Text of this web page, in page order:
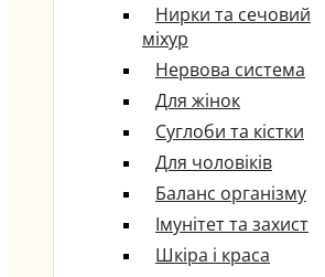
Нирки та сечовий
міхур
Нервова система
Для жінок
Суглоби та кістки
Для чоловіків
Баланс організму
Імунітет та захист
Шкіра і краса